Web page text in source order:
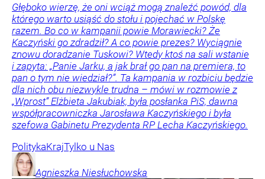
Głęboko wierzę, że oni wciąż mogą znaleźć powód, dla
którego warto usiąść do stołu i pojechać w Polskę
razem. Bo co w kampanii powie Morawiecki? Że
Kaczyński go zdradził? A co powie prezes? Wyciągnie
znowu doradzanie Tuskowi? Wtedy ktoś na sali wstanie
i zapyta: „Panie Jarku, a jak brał go pan na premiera, to
pan o tym nie wiedział?”. Ta kampania w rozbiciu będzie
dla nich obu niezwykle trudna – mówi w rozmowie z
„Wprost” Elżbieta Jakubiak, była posłanka PiS, dawna
współpracowniczka Jarosława Kaczyńskiego i była
szefowa Gabinetu Prezydenta RP Lecha Kaczyńskiego.
PolitykaKrajTylko u Nas
Agnieszka Niesłuchowska